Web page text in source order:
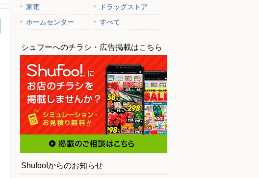
家電
ドラッグストア
ホームセンター
すべて
シュフーへのチラシ・広告掲載はこちら
Shufoo!からのお知らせ